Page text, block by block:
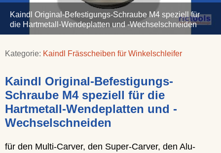
Kaindl Original-Befestigungs-Schraube M4 speziell für
die Hartmetall-Wendeplatten und -Wechselschneiden
Kategorie: Kaindl Frässcheiben für Winkelschleifer
Kaindl Original-Befestigungs-
Schraube M4 speziell für die
Hartmetall-Wendeplatten und -
Wechselschneiden
für den Multi-Carver, den Super-Carver, den Alu-